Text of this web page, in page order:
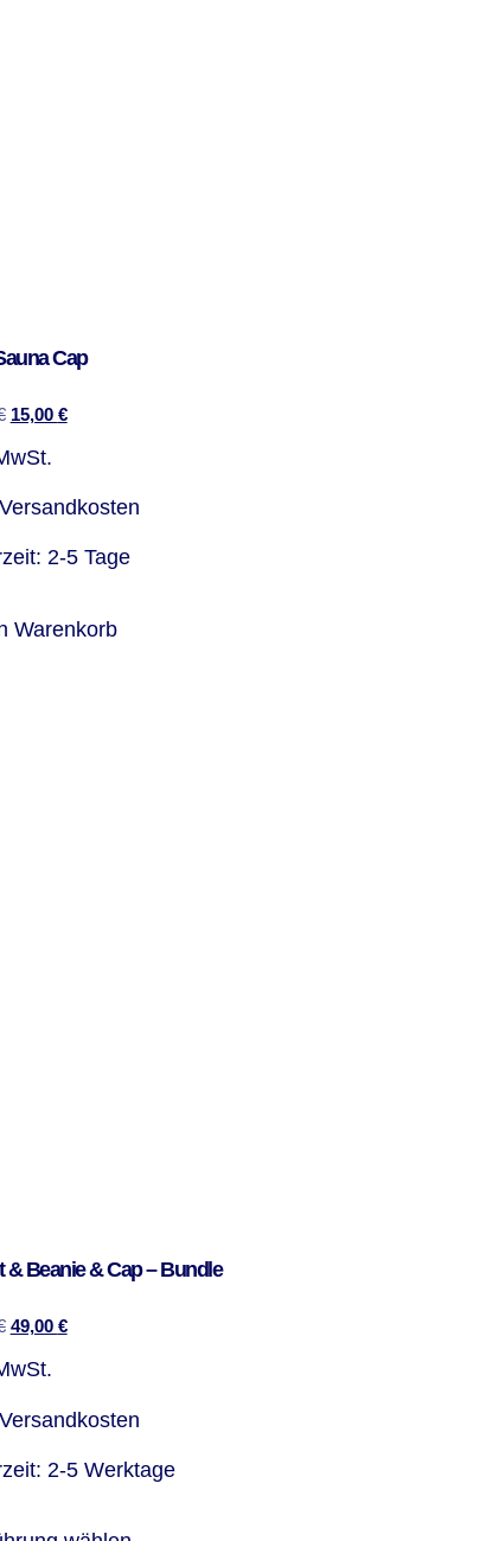
Cap
15,00 €
Versandkosten
2-5 Tage
Warenkorb
& Beanie & Cap – Bundle
49,00 €
Versandkosten
2-5 Werktage